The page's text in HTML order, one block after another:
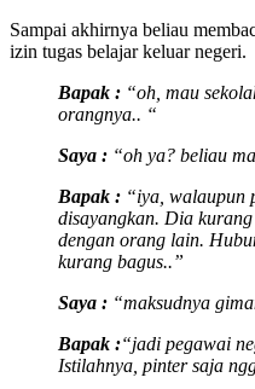
Sampai akhirnya beliau
izin tugas belajar keluar negeri.
Bapak : “oh, mau
orangnya.. “
Saya : “oh ya? beliau
Bapak : “iya, walaupun
disayangkan. Dia
dengan orang lain.
kurang bagus..”
Saya : “maksudnya
Bapak :“jadi pegawai
Istilahnya, pinter saja